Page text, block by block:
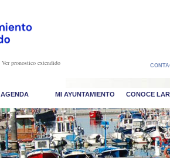
Ver pronostico extendido
AGENDA MI AYUNTAMIENTO CONOCE